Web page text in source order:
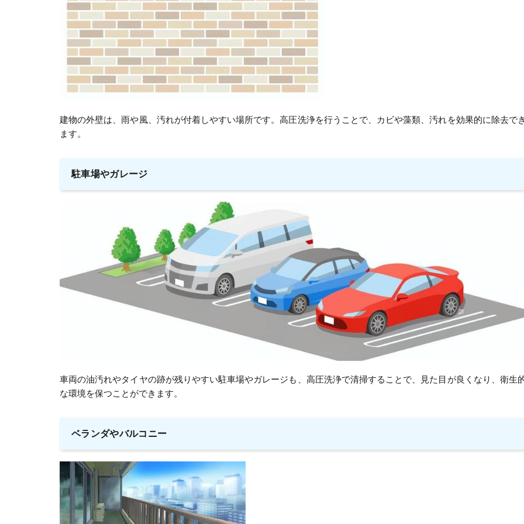
建物の外壁は、雨や風、汚れが付着しやすい場所です。高圧洗浄を行うことで、カビや藻類、汚れを効果的に除去で
ます。
駐車場やガレージ
車両の油汚れやタイヤの跡が残りやすい駐車場やガレージも、高圧洗浄で清掃することで、見た目が良くなり、衛生
な環境を保つことができます。
ベランダやバルコニー